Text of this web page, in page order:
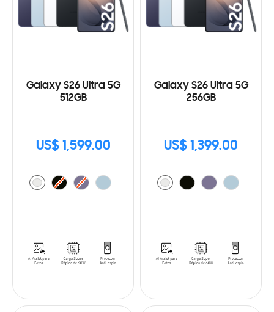
Galaxy S26 Ultra 5G
512GB
US$ 1,599.00
Galaxy S26 Ultra 5G
256GB
US$ 1,399.00